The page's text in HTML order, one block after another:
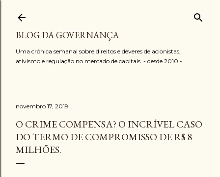
BLOG DA GOVERNANÇA
Uma crônica semanal sobre direitos e deveres de acionistas,
ativismo e regulação no mercado de capitais. - desde 2010 -
novembro 17, 2019
O CRIME COMPENSA? O INCRÍVEL CASO
DO TERMO DE COMPROMISSO DE R$ 8
MILHÕES.